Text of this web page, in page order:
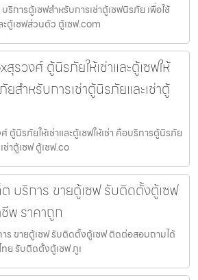
การตู้เซฟสำหรับการเช่าตู้เซฟนิรภัย เพื่อใช้
ตู้เซฟส่วนตัว ตู้เซฟ.com
วงศ์ ตู้นิรภัยให้เช่าและตู้เซฟให้
สำหรับการเช่าตู้นิรภัยและเช่าตู้
นิรภัยให้เช่าและตู้เซฟให้เช่า คือบริการตู้นิรภัย
ช่าตู้เซฟ ตู้เซฟ.co
บริการ ขายตู้เซฟ รับติดตั้งตู้เซฟ
พ ราคาถูก
ร ขายตู้เซฟ รับติดตั้งตู้เซฟ ติดต่อสอบถามได้
ย รับติดตั้งตู้เซฟ ภูเ